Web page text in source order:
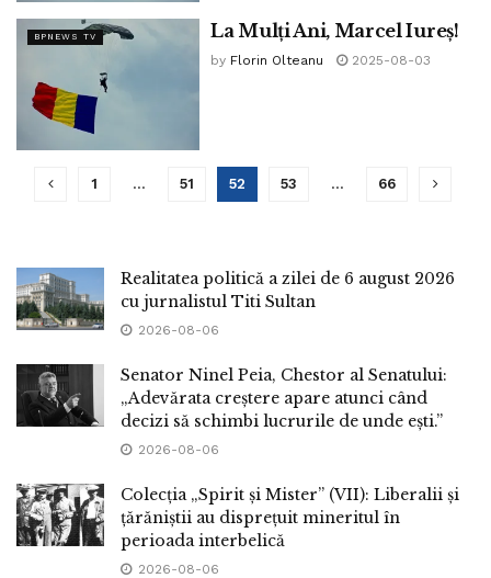
BPNEWS TV La Mulți Ani, Marcel Iureș!
by Florin Olteanu 2025-08-03
1 … 51 52 53 … 66
Realitatea politică a zilei de 6 august 2026
cu jurnalistul Titi Sultan
2026-08-06
Senator Ninel Peia, Chestor al Senatului:
„Adevărata creștere apare atunci când
decizi să schimbi lucrurile de unde ești.”
2026-08-06
Colecția „Spirit și Mister” (VII): Liberalii și
țărăniștii au disprețuit mineritul în
perioada interbelică
2026-08-06